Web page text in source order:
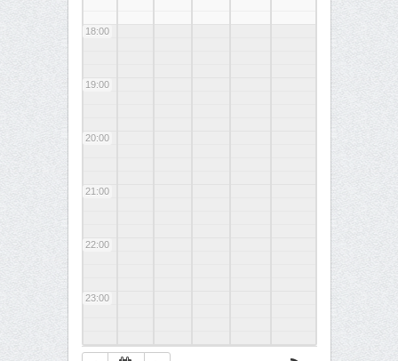
18:00
19:00
20:00
21:00
22:00
23:00